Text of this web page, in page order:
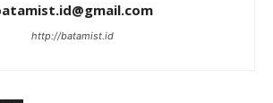
http://batamist.id